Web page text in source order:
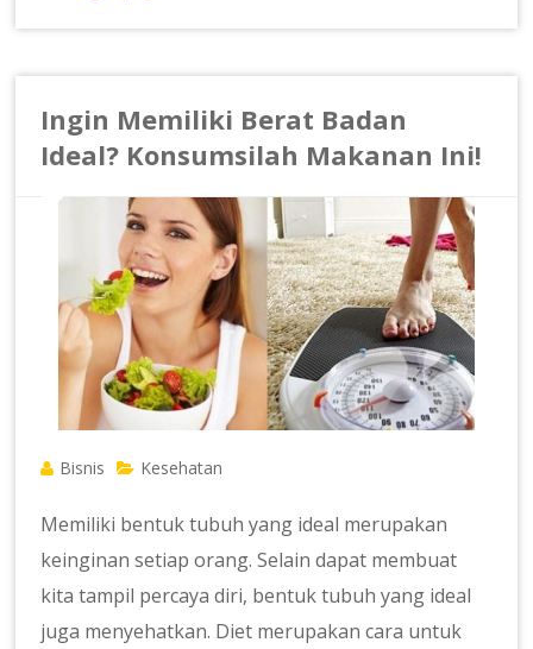
Ingin Memiliki Berat Badan
Ideal? Konsumsilah Makanan Ini!
Bisnis Kesehatan
Memiliki bentuk tubuh yang ideal merupakan
keinginan setiap orang. Selain dapat membuat
kita tampil percaya diri, bentuk tubuh yang ideal
juga menyehatkan. Diet merupakan cara untuk